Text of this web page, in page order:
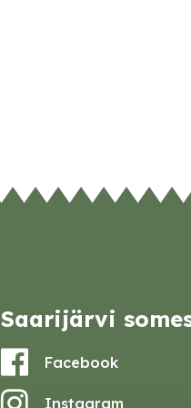
Saarijärvi
Facebook
Instagram